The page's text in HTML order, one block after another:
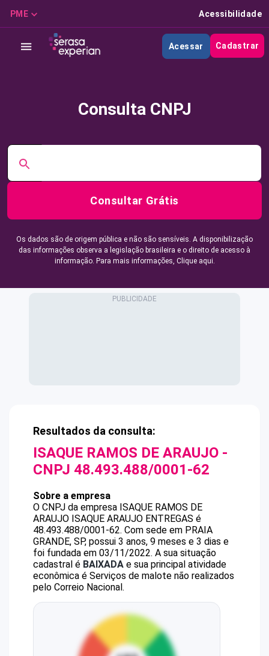
PME Acessibilidade
Acessar Cadastrar
Consulta CNPJ
Consultar Grátis
Os dados são de origem pública e não são sensíveis. A disponibilização
das informações observa a legislação brasileira e o direito de acesso à
informação. Para mais informações, Clique aqui.
Resultados da consulta:
ISAQUE RAMOS DE ARAUJO -
CNPJ 48.493.488/0001-62
Sobre a empresa
O CNPJ da empresa ISAQUE RAMOS DE
ARAUJO ISAQUE ARAUJO ENTREGAS é
48.493.488/0001-62. Com sede em PRAIA
GRANDE, SP, possui 3 anos, 9 meses e 3 dias e
foi fundada em 03/11/2022. A sua situação
cadastral é BAIXADA e sua principal atividade
econômica é Serviços de malote não realizados
pelo Correio Nacional.